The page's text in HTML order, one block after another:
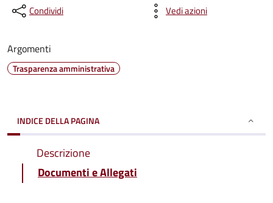
Condividi Vedi azioni
Argomenti
Trasparenza amministrativa
INDICE DELLA PAGINA
Descrizione
Documenti e Allegati